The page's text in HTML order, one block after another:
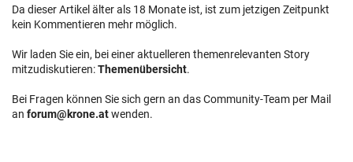
Da dieser Artikel älter als 18 Monate ist, ist zum jetzigen Zeitpunkt
kein Kommentieren mehr möglich.
Wir laden Sie ein, bei einer aktuelleren themenrelevanten Story
mitzudiskutieren:Themenübersicht.
Bei Fragen können Sie sich gern an das Community-Team per Mail
an forum@krone.atwenden.